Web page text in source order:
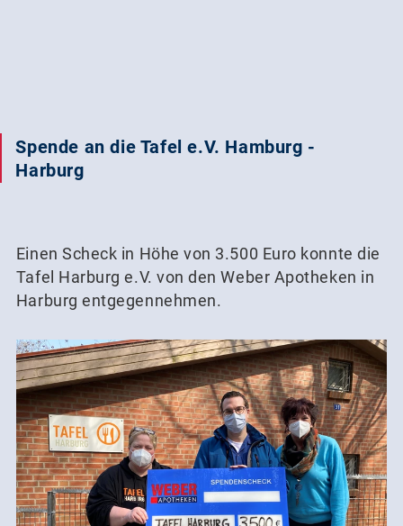
Spende an die Tafel e.V. Hamburg -
Harburg
Einen Scheck in Höhe von 3.500 Euro konnte die
Tafel Harburg e.V. von den Weber Apotheken in
Harburg entgegennehmen.